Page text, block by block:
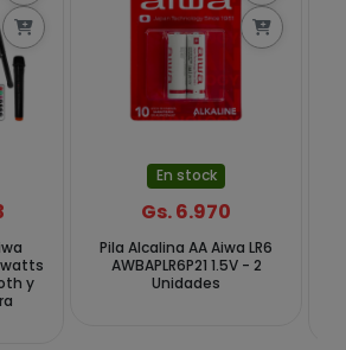
watts
y
En stock
Gs. 6.970
Pila Alcalina AA Aiwa LR6
AWBAPLR6P21 1.5V - 2
Unidades